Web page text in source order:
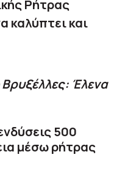
Ρήτρας
καλύπτει και
Έλενα
500
μέσω ρήτρας